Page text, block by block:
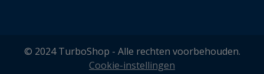
© 2024 TurboShop - Alle rechten voorbehouden.
Cookie-instellingen